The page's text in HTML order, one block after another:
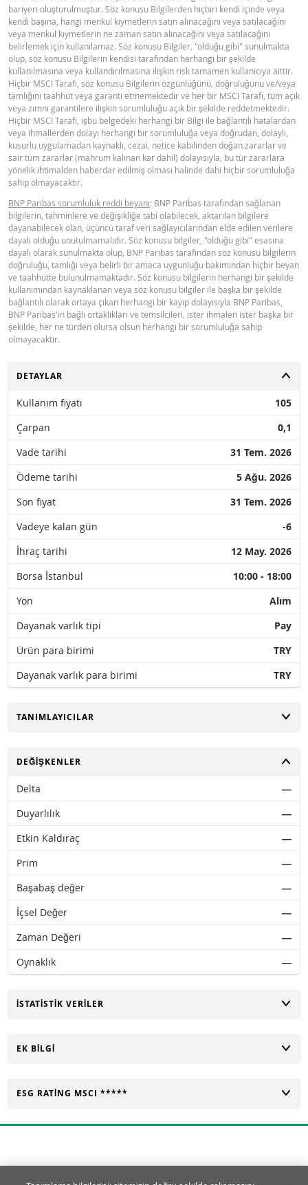
bariyeri oluşturulmuştur. Söz konusu Bilgilerden hiçbiri kendi içinde veya
kendi başına, hangi menkul kıymetlerin satın alınacağını veya satılacağını
veya menkul kıymetlerin ne zaman satın alınacağını veya satılacağını
belirlemek için kullanılamaz. Söz konusu Bilgiler, "olduğu gibi" sunulmakta
olup, söz konusu Bilgilerin kendisi tarafından herhangi bir şekilde
kullanılmasına veya kullandırılmasına ilişkin risk tamamen kullanıcıya aittir.
Hiçbir MSCI Tarafı, söz konusu Bilgilerin özgünlüğünü, doğruluğunu ve/veya
tamlığını taahhüt veya garanti etmemektedir ve her bir MSCI Tarafı, tüm açık
veya zımni garantilere ilişkin sorumluluğu açık bir şekilde reddetmektedir.
Hiçbir MSCI Tarafı, işbu belgedeki herhangi bir Bilgi ile bağlantılı hatalardan
veya ihmallerden dolayı herhangi bir sorumluluğa veya doğrudan, dolaylı,
kusurlu uygulamadan kaynaklı, cezai, netice kabilinden doğan zararlar ve
sair tüm zararlar (mahrum kalınan kar dahil) dolayısıyla, bu tür zararlara
yönelik ihtimalden haberdar edilmiş olması halinde dahi hiçbir sorumluluğa
sahip olmayacaktır.
BNP Paribas sorumluluk reddi beyanı: BNP Paribas tarafından sağlanan
bilgilerin, tahminlere ve değişikliğe tabi olabilecek, aktarılan bilgilere
dayanabilecek olan, üçüncü taraf veri sağlayıcılarından elde edilen verilere
dayalı olduğu unutulmamalıdır. Söz konusu bilgiler, "olduğu gibi" esasına
dayalı olarak sunulmakta olup, BNP Paribas tarafından söz konusu bilgilerin
doğruluğu, tamlığı veya belirli bir amaca uygunluğu bakımından hiçbir beyan
ve taahhütte bulunulmamaktadır. Söz konusu bilgilerin herhangi bir şekilde
kullanımından kaynaklanan veya söz konusu bilgiler ile başka bir şekilde
bağlantılı olarak ortaya çıkan herhangi bir kayıp dolayısıyla BNP Paribas,
BNP Paribas'ın bağlı ortaklıkları ve temsilcileri, ister ihmalen ister başka bir
şekilde, her ne türden olursa olsun herhangi bir sorumluluğa sahip
olmayacaktır.
AÇ
DETAYLAR
Kullanım fiyatı
105
Çarpan
0,1
Vade tarihi
31 Tem. 2026
Ödeme tarihi
5 Ağu. 2026
Son fiyat
31 Tem. 2026
Vadeye kalan gün
-6
İhraç tarihi
12 May. 2026
Borsa İstanbul
10:00 - 18:00
Yön
Alım
Dayanak varlık tipi
Pay
Ürün para birimi
TRY
Dayanak varlık para birimi
TRY
AÇ
TANIMLAYICILAR
AÇ
DEĞIŞKENLER
Delta
―
Duyarlılık
―
Etkin Kaldıraç
―
Prim
―
Başabaş değer
―
İçsel Değer
―
Zaman Değeri
―
Oynaklık
―
AÇ
İSTATISTIK VERILER
AÇ
EK BILGI
AÇ
ESG RATING MSCI *****
Tanımlama Bilgisi Ayarları